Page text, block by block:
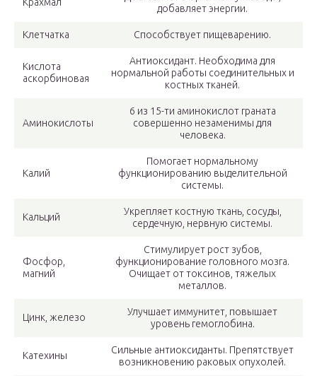
добавляет энергии.
Клетчатка Способствует пищеварению.
Кислота
аскорбиновая
Антиоксидант. Необходима для
нормальной работы соединительных и
костных тканей.
Аминокислоты
6 из 15-ти аминокислот граната
совершенно незаменимы для
человека.
Калий
Помогает нормальному
функционированию выделительной
системы.
Кальций
Укрепляет костную ткань, сосуды,
сердечную, нервную системы.
Фосфор,
магний
Стимулирует рост зубов,
функционирование головного мозга.
Очищает от токсинов, тяжелых
металлов.
Цинк, железо
Улучшает иммунитет, повышает
уровень гемоглобина.
Катехины
Сильные антиоксиданты. Препятствует
возникновению раковых опухолей.